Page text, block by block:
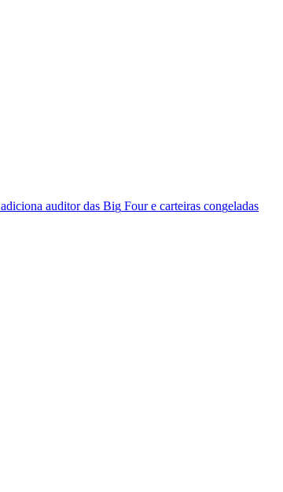
adiciona auditor das Big Four e carteiras congeladas